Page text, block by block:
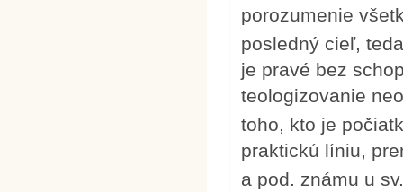
porozumenie
posledný cieľ,
je pravé bez
teologizovanie
toho, kto je
praktickú líniu,
a pod. známu u